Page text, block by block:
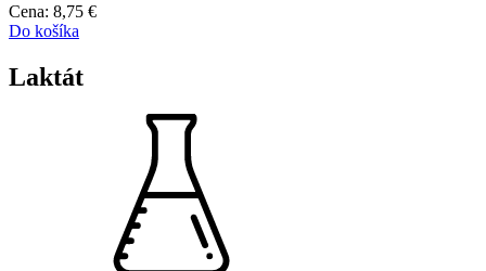
Cena: 8,75 €
Do košíka
Laktát